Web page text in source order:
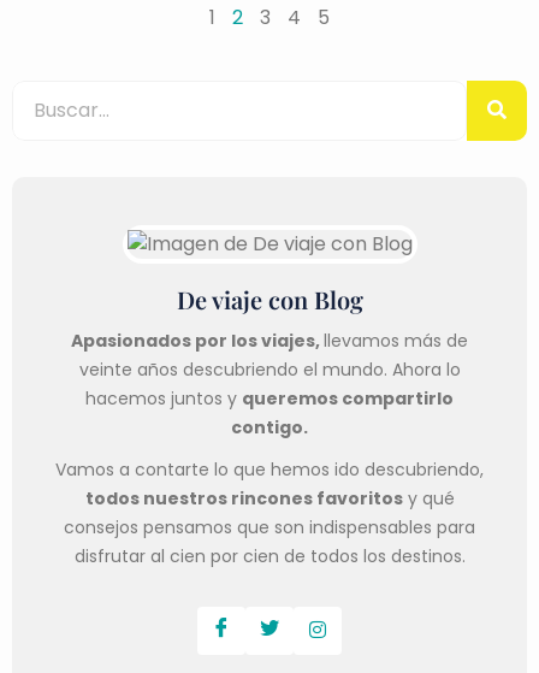
1 2 3 4 5
De viaje con Blog
Apasionados por los viajes,llevamos más de
veinte años descubriendo el mundo. Ahora lo
hacemos juntos y queremos compartirlo
contigo.
Vamos a contarte lo que hemos ido descubriendo,
todos nuestros rincones favoritosy qué
consejos pensamos que son indispensables para
disfrutar al cien por cien de todos los destinos.